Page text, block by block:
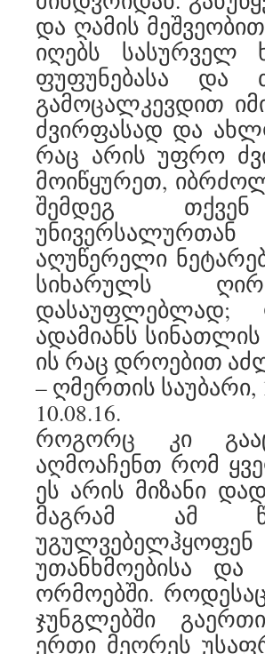
და ღამის
იღებს სასურველ
ფუფუნებასა და
გამოცალკევდით
ძვირფასად და
რაც არის უფრო
მოიწყურეთ,
შემდეგ
აღუწერელი
სიხარულს
დასაუფლებლად;
ადამიანს
ის რაც დროებით
– ღმერთის საუბარი,
10.08.16.
როგორც კი
აღმოაჩენთ რომ
ეს არის მიზანი
მაგრამ ამ
უთანხმოებისა და
ორმოებში.
ჯუნგლებში
ერთი მეორეს